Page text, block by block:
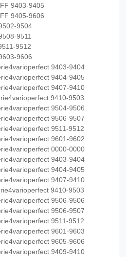
9403-9405
9405-9606
9504
9511
9512
9606
9403-9404
9404-9405
9407-9410
9410-9503
9504-9506
9506-9507
9511-9512
9601-9602
0000-0000
9403-9404
9404-9405
9407-9410
9410-9503
9506-9506
9506-9507
9511-9512
9601-9603
9605-9606
9409-9410